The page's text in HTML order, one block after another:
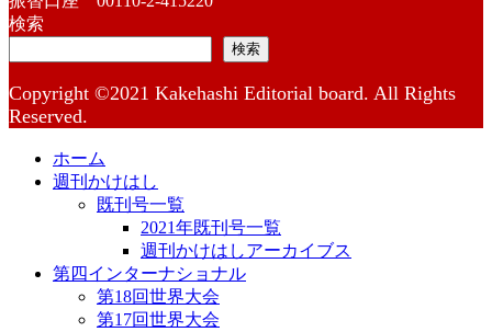
検索
検索
Copyright ©2021 Kakehashi Editorial board. All Rights
Reserved.
ホーム
週刊かけはし
既刊号一覧
2021年既刊号一覧
週刊かけはしアーカイブス
第四インターナショナル
第18回世界大会
第17回世界大会